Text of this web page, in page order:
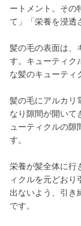
ートメント。その
て」「栄養を浸透
髪の毛の表面は、
す。キューティク
な髪のキューティ
髪の毛にアルカリ
なり隙間が開いて
ューティクルの隙
す。
栄養が髪全体に行
ィクルを元どおり
出ないよう、引き
です。